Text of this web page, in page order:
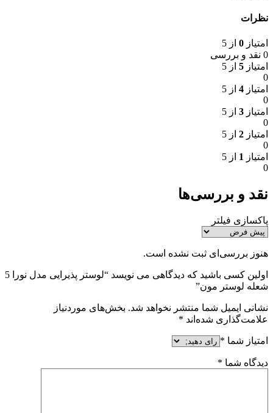
نظرات
امتیاز 0 از 5
0 نقد و بررسی
امتیاز 5 از 5
0
امتیاز 4 از 5
0
امتیاز 3 از 5
0
امتیاز 2 از 5
0
امتیاز 1 از 5
0
نقد و بررسی‌ها
پاکسازی فیلتر
هنوز بررسی‌ای ثبت نشده است.
اولین کسی باشید که دیدگاهی می نویسد “لوستر پذیرایی مدل نورا 5
شعله لوستر مون”
نشانی ایمیل شما منتشر نخواهد شد. بخش‌های موردنیاز
علامت‌گذاری شده‌اند *
امتیاز شما *
دیدگاه شما *